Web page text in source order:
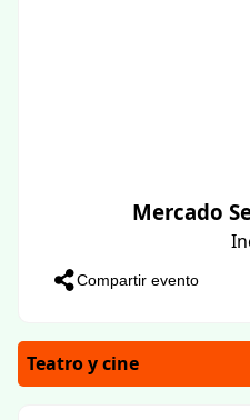
Mercado
Compartir evento
Teatro y cine